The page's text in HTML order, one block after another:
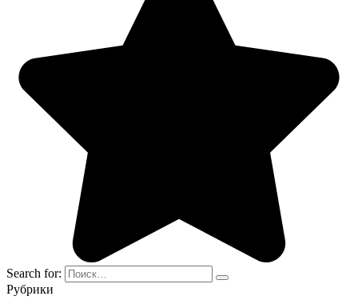
Search for:
Рубрики